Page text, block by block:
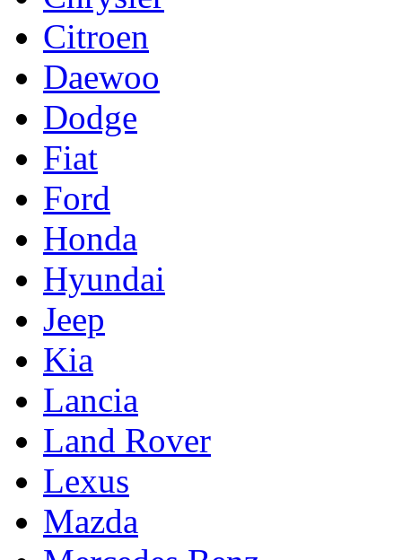
Citroen
Daewoo
Dodge
Fiat
Ford
Honda
Hyundai
Jeep
Kia
Lancia
Land Rover
Lexus
Mazda